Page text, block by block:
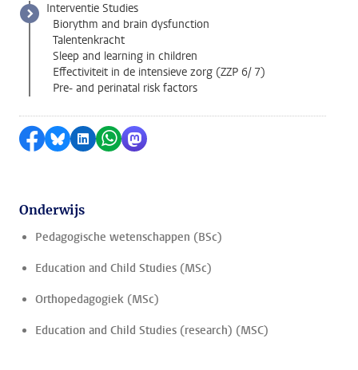
Interventie Studies
Biorythm and brain dysfunction
Talentenkracht
Sleep and learning in children
Effectiviteit in de intensieve zorg (ZZP 6/ 7)
Pre- and perinatal risk factors
Delen op Facebook
Delen via Bluesky
Delen op LinkedIn
Delen via WhatsApp
Delen via Mastodon
Onderwijs
Pedagogische wetenschappen (BSc)
Education and Child Studies (MSc)
Orthopedagogiek (MSc)
Education and Child Studies (research) (MSC)